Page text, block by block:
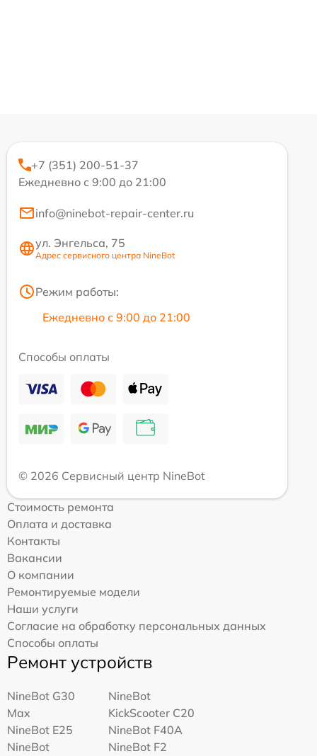
+7 (351) 200-51-37
Ежедневно с 9:00 до 21:00
info@ninebot-repair-center.ru
ул. Энгельса, 75
Адрес сервисного центра NineBot
Режим работы:
Ежедневно с 9:00 до 21:00
Способы оплаты
© 2026 Сервисный центр NineBot
Стоимость ремонта
Оплата и доставка
Контакты
Вакансии
О компании
Ремонтируемые модели
Наши услуги
Согласие на обработку персональных данных
Способы оплаты
Ремонт устройств
NineBot G30
Max
NineBot
KickScooter C20
NineBot E25
NineBot F40A
NineBot
NineBot F2